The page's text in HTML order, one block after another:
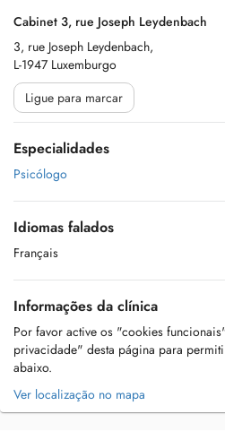
Cabinet 3, rue Joseph Leydenbach
3, rue Joseph Leydenbach,
L-1947 Luxemburgo
Ligue para marcar
Especialidades
Psicólogo
Idiomas falados
Français
Informações da clínica
Por favor active os "cookies
privacidade" desta página para
abaixo.
Ver localização no mapa